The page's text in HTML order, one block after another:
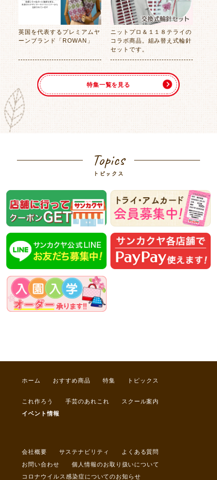
英国を代表するプレミアムヤ
ーンブランド「ROWAN」
ニットプロ＆１１８テライの
コラボ商品。組み替え式輪針
セットです。
特集一覧を見る
Topics
トピックス
ホーム おすすめ商品 特集 トピックス
これ作ろう 手芸のあれこれ
スクール案内
イベント情報
会社概要 サステナビリティ
よくある質問
お問い合わせ
個人情報のお取り扱いについて
コロナウイルス感染症についてのお知らせ